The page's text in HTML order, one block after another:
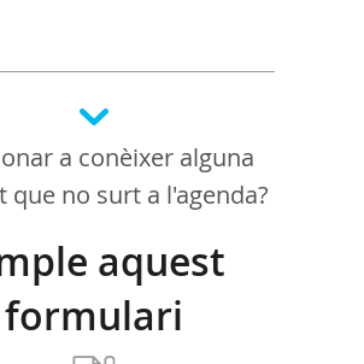
a conèixer alguna
que no surt a l'agenda?
aquest
formulari